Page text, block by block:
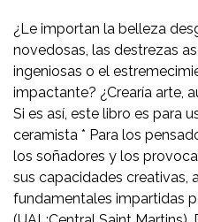
¿Le importan la belleza
novedosas, las destrezas
ingeniosas o el
impactante? ¿Crearía arte,
Si es así, este libro es para
ceramista * Para los
los soñadores y los
sus capacidades creativas,
fundamentales impartidas